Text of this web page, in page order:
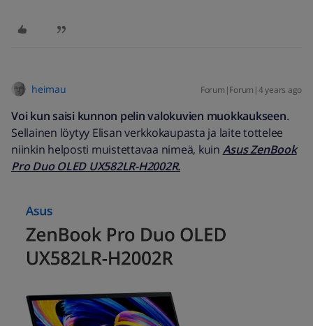
heimau Forum|Forum|4 years ago
Voi kun saisi kunnon pelin valokuvien muokkaukseen.
Sellainen löytyy Elisan verkkokaupasta ja laite tottelee
niinkin helposti muistettavaa nimeä, kuin Asus ZenBook
Pro Duo OLED UX582LR-H2002R.